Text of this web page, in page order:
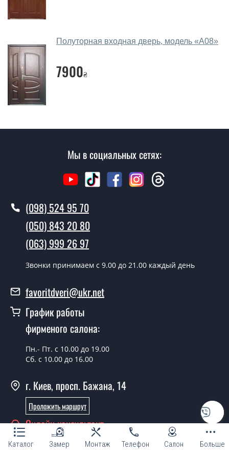
Каталог Замер Монтаж Телефон Салон Больше
Сколько стоит вызвать замерщика?
Вы производите установку дверей со
Да производим. Монтаж дверей со стеклопакетом и
ковкой производится согласно очереди, во все дни
кроме воскресенья.
Милан две створки?
Стоимость установки дверей Милан две створки - от
Как быстро можете установить двери
В тот же день в течении нескольких часов, при
условии наличия их на складе, либо на следующий
день.
замерщика?
Да можно.
У вас есть в наличии готовые двери с
со стеклопакетом и ковкой.
дверей со стеклопакетом и ковкой?
От 5200 грн.
Нужны двери с ковкой эконом класса,
что посоветуете?
Полуторная входная дверь, модель «А08»
7900₴
Мы в социальных сетях:
(098) 524 95 70
(050) 843 20 80
(063) 999 26 97
Звонки принимаем c 9.00 до 21.00 каждый день
favoritdveri@ukr.net
График работы
фирменого салона:
Пн.- Пт. с 10.00 до 19.00
Сб. с 10.00 до 16.00
г. Киев, просп. Бажана, 14
Проложить маршрут
Онлайн консультант